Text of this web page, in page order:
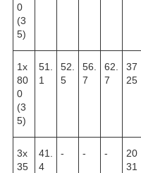
0
(3
5)
1х
80
0
(3
5)
51.
1
52.
5
56.
7
62.
7
37
25
3х
35
41.
4
- - -
20
31